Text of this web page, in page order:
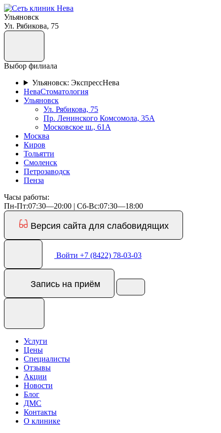
Ульяновск
Ул. Рябикова, 75
Выбор филиала
Ульяновск: ЭкспрессНева
НеваСтоматология
Ульяновск
Ул. Рябикова, 75
Пр. Ленинского Комсомола, 35А
Московское ш., 61А
Москва
Киров
Тольятти
Смоленск
Петрозаводск
Пенза
Часы работы:
Пн-Пт:07:30—20:00 | Cб-Вс:07:30—18:00
Версия сайта для слабовидящих
Войти +7 (8422) 78-03-03
Запись на приём
Услуги
Цены
Специалисты
Отзывы
Акции
Новости
Блог
ДМС
Контакты
О клинике